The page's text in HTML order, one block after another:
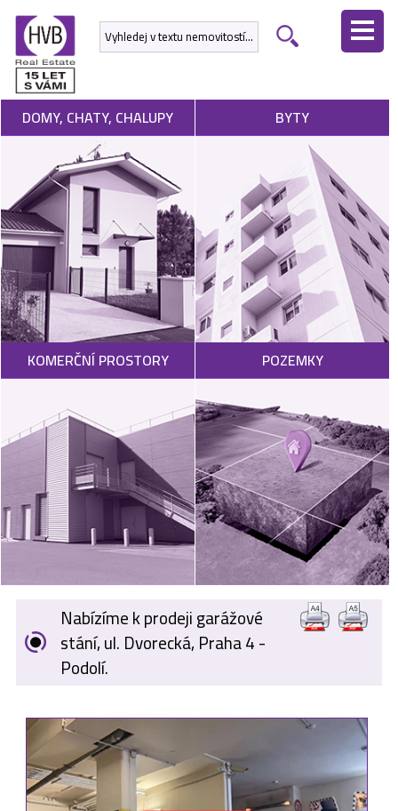
DOMY, CHATY, CHALUPY BYTY
KOMERČNÍ PROSTORY POZEMKY
ÚVODNÍ
STRÁNKA
NEMOVITOSTI
DEVELOPERSKÉ
PROJEKTY
SLUŽBY
NABÍDNOUT
NEMOVITOST
POPTAT
NEMOVITOST
VÝKUP
NEMOVITOSTÍ
SPONZORUJEME
NÁŠ ČASOPIS
KARIÉRA
KONTAKT
O NÁS
Nabízíme k prodeji garážové
stání, ul. Dvorecká, Praha 4 -
Podolí.